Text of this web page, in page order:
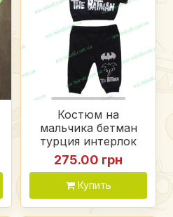
Костюм на
мальчика бетман
турция интерлок
275.00 грн
Купить